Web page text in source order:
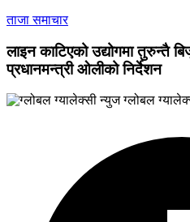
ताजा समाचार
लाइन काटिएको उद्योगमा तुरुन्तै
प्रधानमन्त्री ओलीको निर्देशन
ग्लोबल